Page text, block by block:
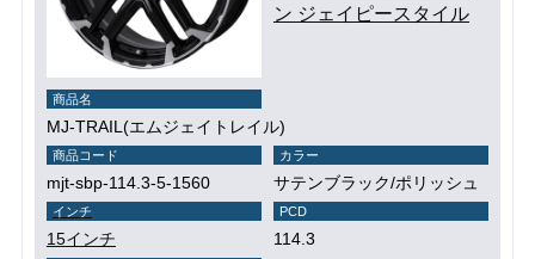
ン ジェイピースタイル
商品名
MJ-TRAIL(エムジェイトレイル)
商品コード
mjt-sbp-114.3-5-1560
カラー
サテンブラック/ポリッシュ
インチ
15インチ
PCD
114.3